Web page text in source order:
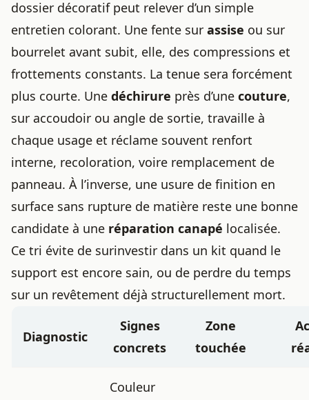
dossier décoratif peut relever d’un simple
entretien colorant. Une fente sur assise ou sur
bourrelet avant subit, elle, des compressions et
frottements constants. La tenue sera forcément
plus courte. Une déchirure près d’une couture,
sur accoudoir ou angle de sortie, travaille à
chaque usage et réclame souvent renfort
interne, recoloration, voire remplacement de
panneau. À l’inverse, une usure de finition en
surface sans rupture de matière reste une bonne
candidate à une réparation canapé localisée.
Ce tri évite de surinvestir dans un kit quand le
support est encore sain, ou de perdre du temps
sur un revêtement déjà structurellement mort.
Diagnostic
Signes
concrets
Zone
touchée
Couleur